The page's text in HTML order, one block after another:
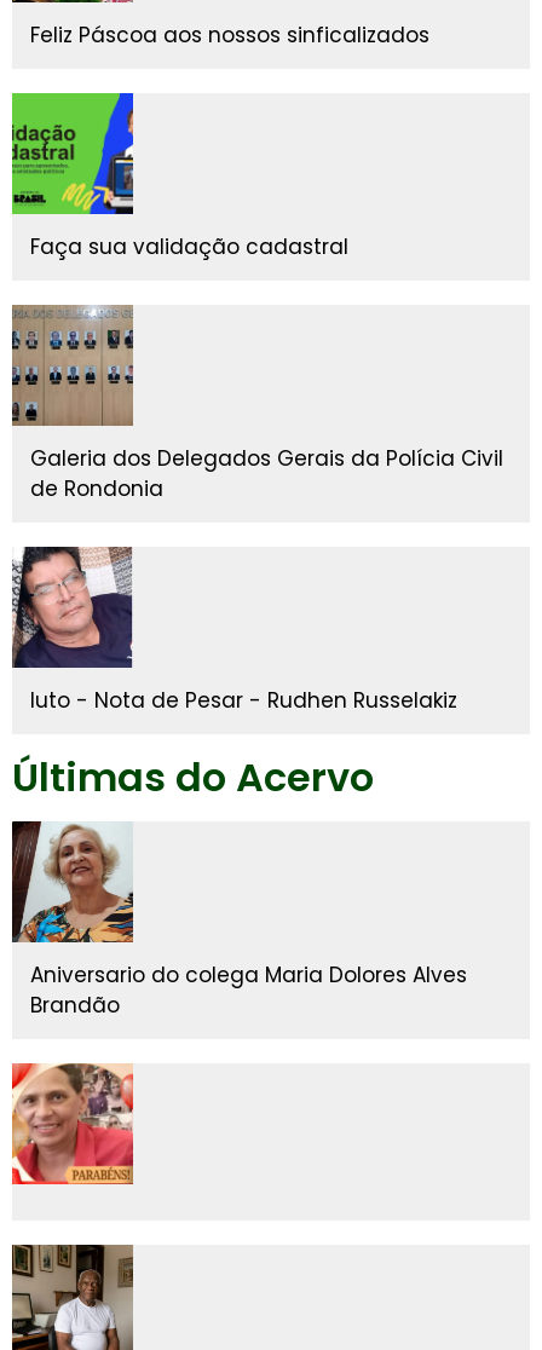
Feliz Páscoa aos nossos sinficalizados
Faça sua validação cadastral
Galeria dos Delegados Gerais da Polícia Civil
de Rondonia
luto - Nota de Pesar - Rudhen Russelakiz
Últimas do Acervo
Aniversario do colega Maria Dolores Alves
Brandão